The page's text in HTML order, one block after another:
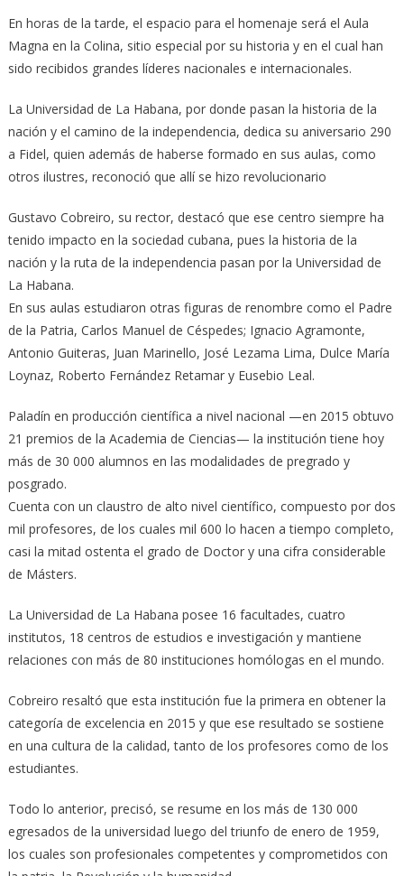
En horas de la tarde, el espacio para el homenaje será el Aula
Magna en la Colina, sitio especial por su historia y en el cual han
sido recibidos grandes líderes nacionales e internacionales.
La Universidad de La Habana, por donde pasan la historia de la
nación y el camino de la independencia, dedica su aniversario 290
a Fidel, quien además de haberse formado en sus aulas, como
otros ilustres, reconoció que allí se hizo revolucionario
Gustavo Cobreiro, su rector, destacó que ese centro siempre ha
tenido impacto en la sociedad cubana, pues la historia de la
nación y la ruta de la independencia pasan por la Universidad de
La Habana.
En sus aulas estudiaron otras figuras de renombre como el Padre
de la Patria, Carlos Manuel de Céspedes; Ignacio Agramonte,
Antonio Guiteras, Juan Marinello, José Lezama Lima, Dulce María
Loynaz, Roberto Fernández Retamar y Eusebio Leal.
Paladín en producción científica a nivel nacional —en 2015 obtuvo
21 premios de la Academia de Ciencias— la institución tiene hoy
más de 30 000 alumnos en las modalidades de pregrado y
posgrado.
Cuenta con un claustro de alto nivel científico, compuesto por dos
mil profesores, de los cuales mil 600 lo hacen a tiempo completo,
casi la mitad ostenta el grado de Doctor y una cifra considerable
de Másters.
La Universidad de La Habana posee 16 facultades, cuatro
institutos, 18 centros de estudios e investigación y mantiene
relaciones con más de 80 instituciones homólogas en el mundo.
Cobreiro resaltó que esta institución fue la primera en obtener la
categoría de excelencia en 2015 y que ese resultado se sostiene
en una cultura de la calidad, tanto de los profesores como de los
estudiantes.
Todo lo anterior, precisó, se resume en los más de 130 000
egresados de la universidad luego del triunfo de enero de 1959,
los cuales son profesionales competentes y comprometidos con